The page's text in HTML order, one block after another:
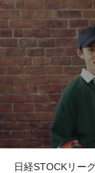
日経STOCKリー